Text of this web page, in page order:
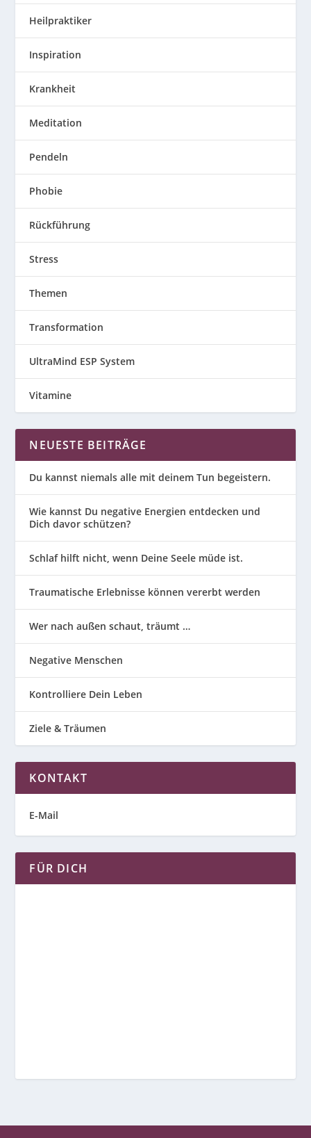
Heilpraktiker
Inspiration
Krankheit
Meditation
Pendeln
Phobie
Rückführung
Stress
Themen
Transformation
UltraMind ESP System
Vitamine
NEUESTE BEITRÄGE
Du kannst niemals alle mit deinem Tun begeistern.
Wie kannst Du negative Energien entdecken und
Dich davor schützen?
Schlaf hilft nicht, wenn Deine Seele müde ist.
Traumatische Erlebnisse können vererbt werden
Wer nach außen schaut, träumt …
Negative Menschen
Kontrolliere Dein Leben
Ziele & Träumen
KONTAKT
E-Mail
FÜR DICH